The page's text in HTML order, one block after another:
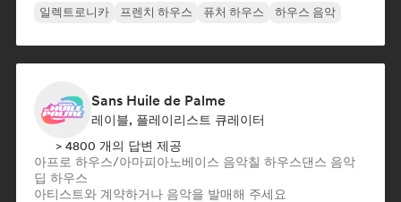
일렉트로니카
프렌치 하우스 퓨처 하우스 하우스 음악
Sans Huile de Palme
레이블, 플레이리스트 큐레이터
> 4800 개의 답변 제공
아프로 하우스/아마피아노베이스 음악칠 하우스댄스 음악
딥 하우스
아티스트와 계약하거나 음악을 발매해 주세요